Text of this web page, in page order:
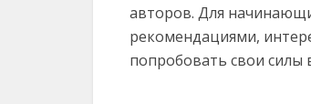
авторов. Для
рекомендациями,
попробовать свои силы